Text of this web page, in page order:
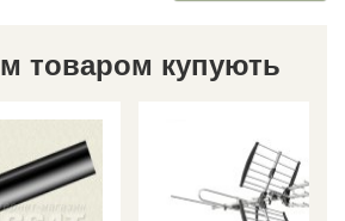
товаром купують